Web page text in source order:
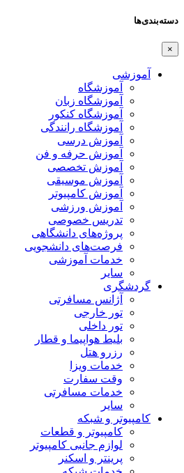
دسته‌بندی‌ها
×
آموزشی
آموزشگاه
آموزشگاه زبان
آموزشگاه کنکور
آموزشگاه رانندگی
آموزش درسی
آموزش حرفه و فن
آموزش تخصصی
آموزش موسیقی
آموزش کامپیوتر
آموزش ورزشی
تدریس خصوصی
پروژه‌های دانشگاهی
فرصت‌های دانشجویی
خدمات آموزشی
سایر
گردشگری
آژانس مسافرتی
تور خارجی
تور داخلی
بلیط هواپیما و قطار
رزرو هتل
خدمات ویزا
وقت سفارت
خدمات مسافرتی
سایر
کامپیوتر و شبکه
کامپیوتر و قطعات
لوازم جانبی کامپیوتر
پرینتر و اسکنر